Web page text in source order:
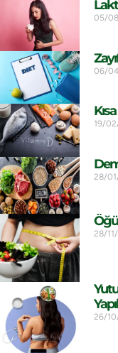
05/
06/
19/
28/
28/
26/